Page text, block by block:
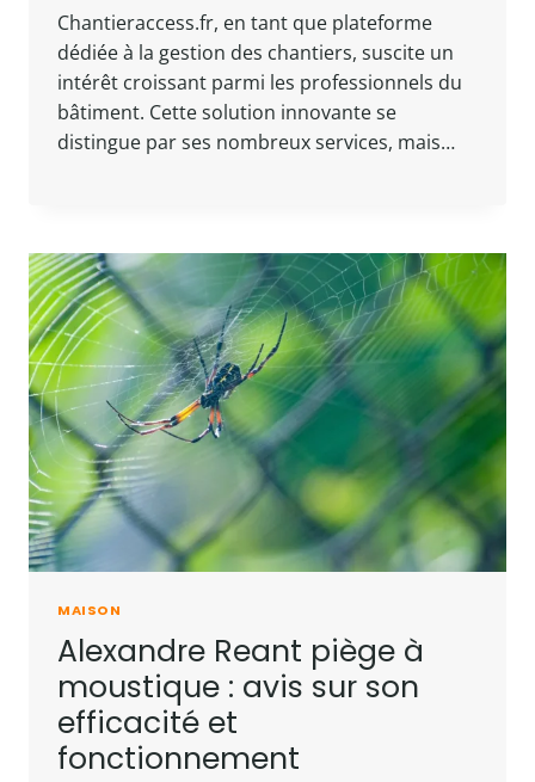
Chantieraccess.fr, en tant que plateforme
dédiée à la gestion des chantiers, suscite un
intérêt croissant parmi les professionnels du
bâtiment. Cette solution innovante se
distingue par ses nombreux services, mais…
MAISON
Alexandre Reant piège à
moustique : avis sur son
efficacité et
fonctionnement